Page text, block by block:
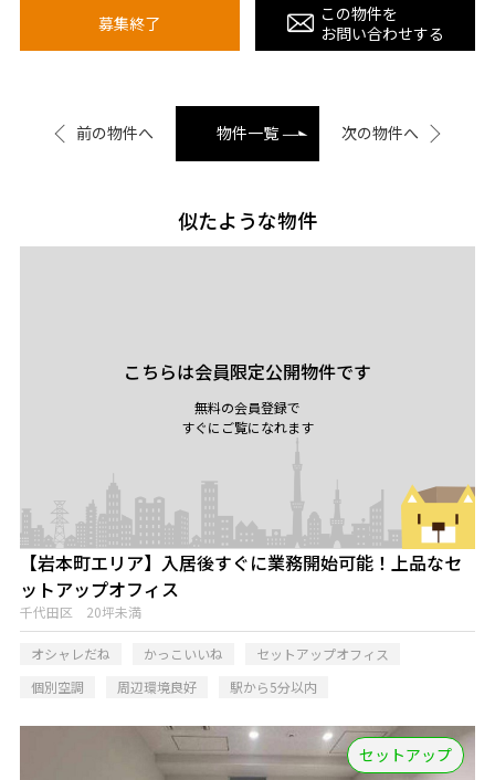
募集終了
この物件を
お問い合わせする
前の物件へ 物件一覧 次の物件へ
似たような物件
こちらは会員限定公開物件です
無料の会員登録で
すぐにご覧になれます
【岩本町エリア】入居後すぐに業務開始可能！上品なセ
ットアップオフィス
千代田区 20坪未満
オシャレだね かっこいいね
セットアップオフィス
個別空調
周辺環境良好 駅から5分以内
セットアップ